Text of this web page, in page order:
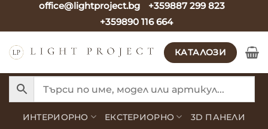
office@lightproject.bg
+359887 299 823
+359890 116 664
КАТАЛОЗИ
ИНТЕРИОРНО ЕКСТЕРИОРНО 3D ПАНЕЛИ